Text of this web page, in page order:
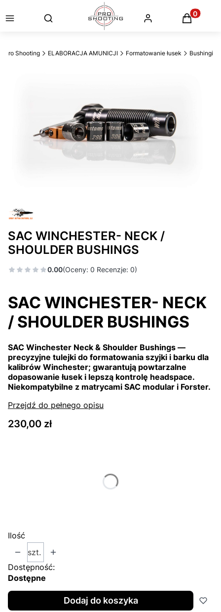
Otwórz wyszukiwarkę
Pro Shooting ELABORACJA AMUNICJI Formatowanie łusek Bushingi
SAC WINCHESTER- NECK /
SHOULDER BUSHINGS
0.00(Oceny: 0 Recenzje: 0)
SAC WINCHESTER- NECK
/ SHOULDER BUSHINGS
SAC Winchester Neck & Shoulder Bushings —
precyzyjne tulejki do formatowania szyjki i barku dla
kalibrów Winchester; gwarantują powtarzalne
dopasowanie łusek i lepszą kontrolę headspace.
Niekompatybilne z matrycami SAC modular i Forster.
Przejdź do pełnego opisu
Cena
230,00 zł
Ilość
szt.
Dostępność:
Dostępne
Dodaj do koszyka